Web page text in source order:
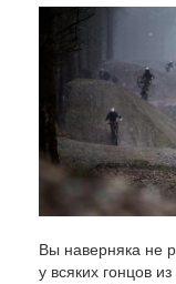
Вы наверняка не
у всяких гонцов